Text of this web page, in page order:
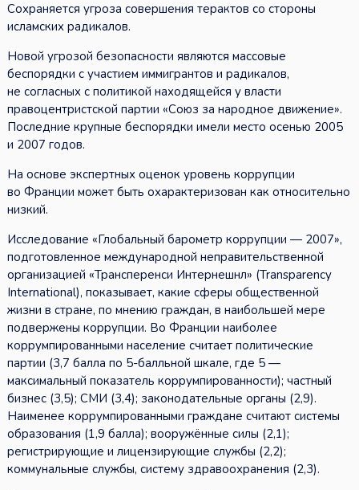
Сохраняется угроза совершения терактов со стороны
исламских радикалов.
Новой угрозой безопасности являются массовые
беспорядки с участием иммигрантов и радикалов,
не согласных с политикой находящейся у власти
правоцентристской партии «Союз за народное движение».
Последние крупные беспорядки имели место осенью 2005
и 2007 годов.
На основе экспертных оценок уровень коррупции
во Франции может быть охарактеризован как относительно
низкий.
Исследование «Глобальный барометр коррупции — 2007»,
подготовленное международной неправительственной
организацией «Трансперенси Интернешнл» (Transparency
International), показывает, какие сферы общественной
жизни в стране, по мнению граждан, в наибольшей мере
подвержены коррупции. Во Франции наиболее
коррумпированными население считает политические
партии (3,7 балла по 5-балльной шкале, где 5 —
максимальный показатель коррумпированности); частный
бизнес (3,5); СМИ (3,4); законодательные органы (2,9).
Наименее коррумпированными граждане считают системы
образования (1,9 балла); вооружённые силы (2,1);
регистрирующие и лицензирующие службы (2,2);
коммунальные службы, систему здравоохранения (2,3).